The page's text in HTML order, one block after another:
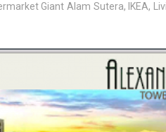
Giant Alam Sutera, IKEA,